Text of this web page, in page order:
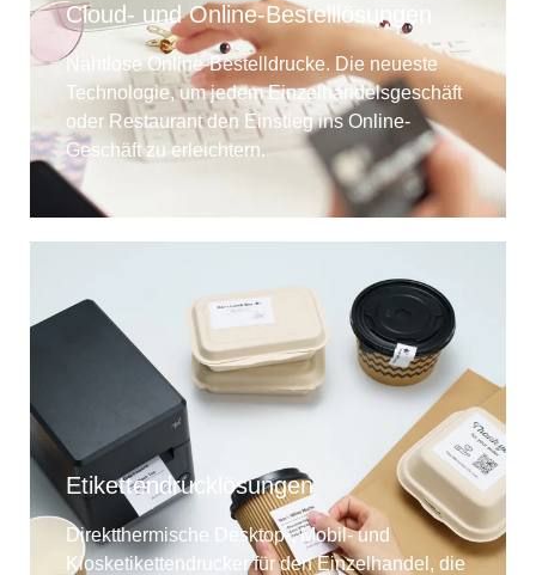
Cloud- und Online-Bestelllösungen
Nahtlose Online-Bestelldrucke. Die neueste
Technologie, um jedem Einzelhandelsgeschäft
oder Restaurant den Einstieg ins Online-
Geschäft zu erleichtern.
Etikettendrucklösungen
Direktthermische Desktop-, Mobil- und
Kiosketikettendrucker für den Einzelhandel, die